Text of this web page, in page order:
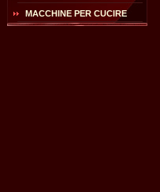
MACCHINE PER CUCIRE